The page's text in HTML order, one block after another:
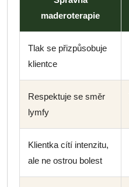
maderoterapie
Tlak se přizpůsobuje
klientce
Respektuje se směr
lymfy
Klientka cítí intenzitu,
ale ne ostrou bolest